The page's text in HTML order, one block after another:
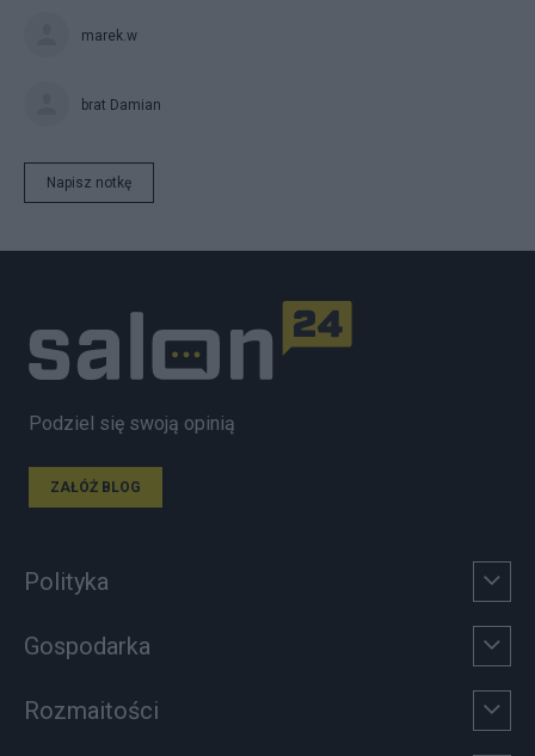
marek.w
brat Damian
Napisz notkę
Podziel się swoją opinią
ZAŁÓŻ BLOG
Polityka
Gospodarka
Rozmaitości